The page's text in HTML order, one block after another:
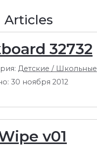
Articles
32732
Детские / Школьные
30 ноября 2012
v01